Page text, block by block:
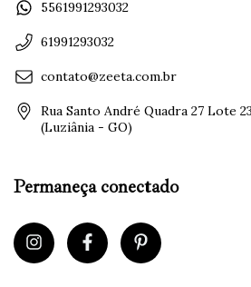
5561991293032
61991293032
contato@zeeta.com.br
Rua Santo André Quadra 27 Lote
(Luziânia - GO)
Permaneça conectado